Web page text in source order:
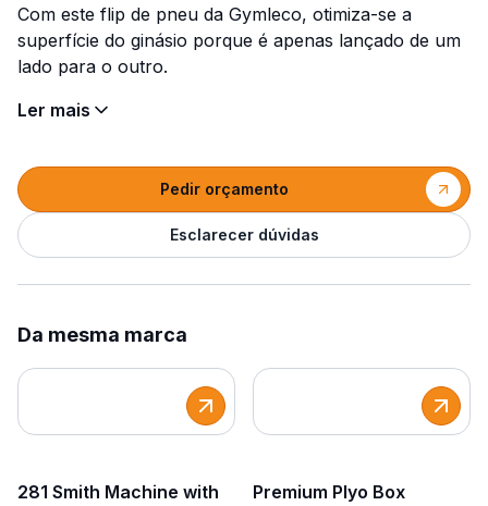
Com este flip de pneu da Gymleco, otimiza-se a
superfície do ginásio porque é apenas lançado de um
lado para o outro.
Ler mais
Pedir orçamento
Esclarecer dúvidas
Da mesma marca
281 Smith Machine with
Premium Plyo Box